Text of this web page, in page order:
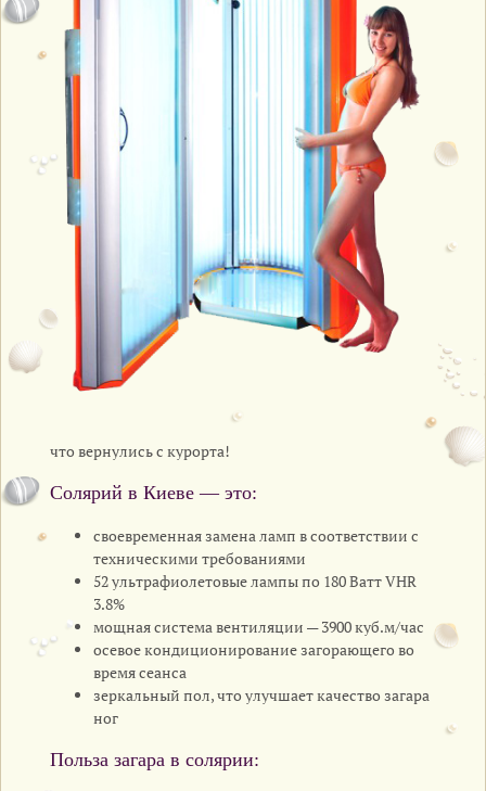
что вернулись с курорта!
Солярий в Киеве — это:
своевременная замена ламп в соответствии с
техническими требованиями
52 ультрафиолетовые лампы по 180 Ватт VHR
3.8%
мощная система вентиляции — 3900 куб.м/час
осевое кондиционирование загорающего во
время сеанса
зеркальный пол, что улучшает качество загара
ног
Польза загара в солярии: